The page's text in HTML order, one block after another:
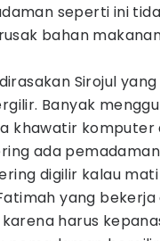
seperti ini
bahan
Sirojul
Banyak
khawatir
ada
digilir kalau
yang
harus